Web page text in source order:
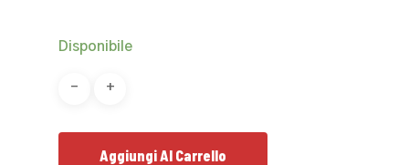
Disponibile
Aggiungi Al Carrello